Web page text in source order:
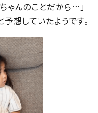
ゃんのことだから…」
想していたようです。